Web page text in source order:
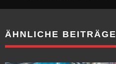
ÄHNLICHE BEITRÄGE